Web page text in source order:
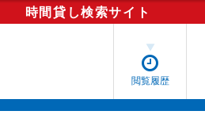
時間貸し検索サイト
閲覧履歴